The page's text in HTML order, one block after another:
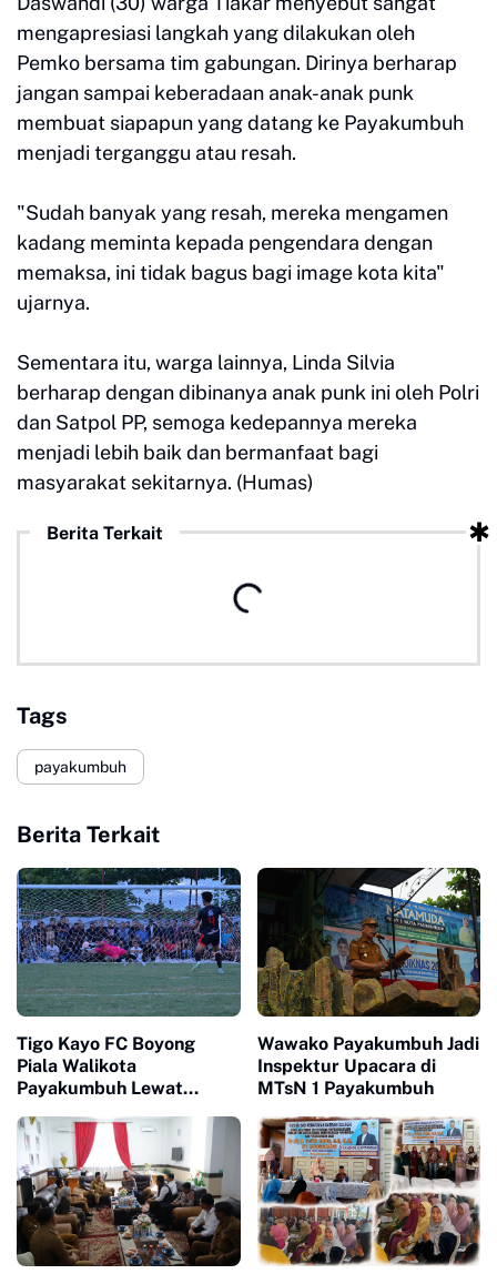
mengapresiasi langkah yang dilakukan oleh
Pemko bersama tim gabungan. Dirinya berharap
jangan sampai keberadaan anak-anak punk
membuat siapapun yang datang ke Payakumbuh
menjadi terganggu atau resah.
"Sudah banyak yang resah, mereka mengamen
kadang meminta kepada pengendara dengan
memaksa, ini tidak bagus bagi image kota kita"
ujarnya.
Sementara itu, warga lainnya, Linda Silvia
berharap dengan dibinanya anak punk ini oleh Polri
dan Satpol PP, semoga kedepannya mereka
menjadi lebih baik dan bermanfaat bagi
masyarakat sekitarnya. (Humas)
Berita Terkait
Tags
payakumbuh
Berita Terkait
Tigo Kayo FC Boyong
Piala Walikota
Payakumbuh Lewat
Wawako Payakumbuh Jadi
Inspektur Upacara di
MTsN 1 Payakumbuh